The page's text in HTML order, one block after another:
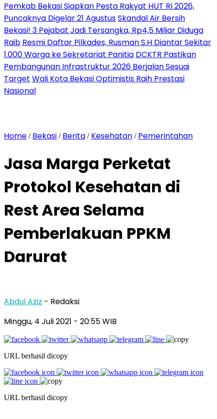
Pemkab Bekasi Siapkan Pesta Rakyat HUT RI 2026,
Puncaknya Digelar 21 AgustusSkandal Air Bersih
Bekasi! 3 Pejabat Jadi Tersangka, Rp4,5 Miliar Diduga
Raib Resmi Daftar Pilkades, Rusman S.H Diantar Sekitar
1.000 Warga ke Sekretariat Panitia DCKTR Pastikan
Pembangunan Infrastruktur 2026 Berjalan Sesuai
Target Wali Kota Bekasi Optimistis Raih Prestasi
Nasional
Home / Bekasi / Berita / Kesehatan / Pemerintahan
Jasa Marga Perketat
Protokol Kesehatan di
Rest Area Selama
Pemberlakuan PPKM
Darurat
Abdul Aziz - Redaksi
Minggu, 4 Juli 2021 - 20:55 WIB
URL berhasil dicopy
URL berhasil dicopy